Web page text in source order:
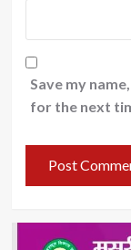
Save my
for the next